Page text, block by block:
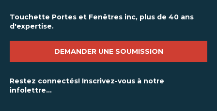
Touchette Portes et Fenêtres inc, plus de 40 ans
d'expertise.
DEMANDER UNE SOUMISSION
Restez connectés! Inscrivez-vous à notre
infolettre...